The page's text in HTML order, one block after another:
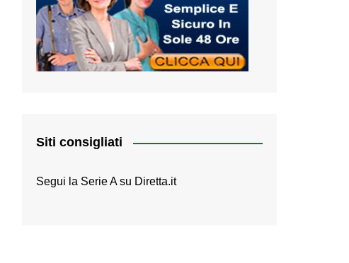
Siti consigliati
Segui la Serie A su Diretta.it